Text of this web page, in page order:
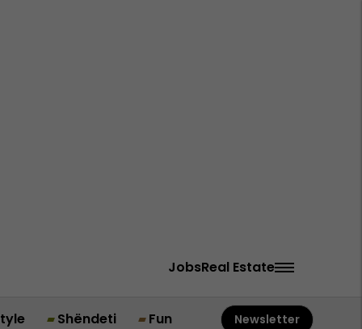
JobsReal Estate
Shëndeti Fun Newsletter